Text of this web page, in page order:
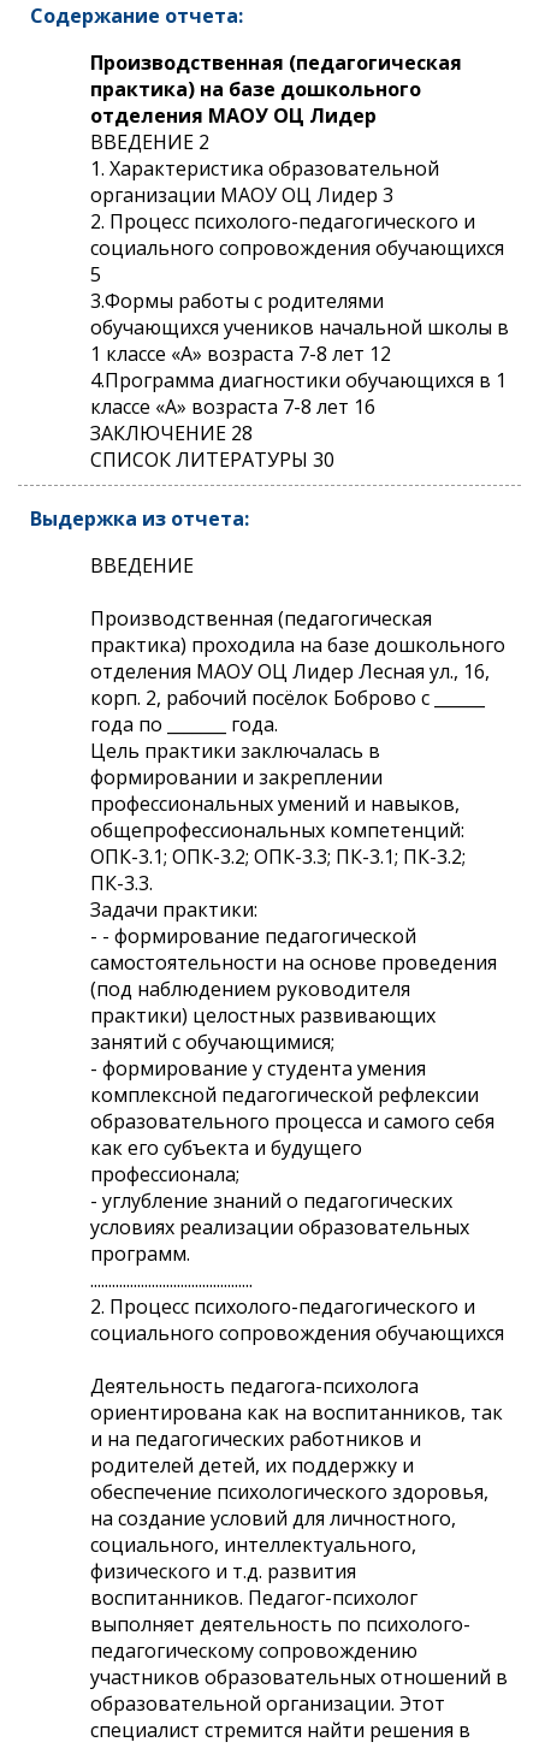
Содержание отчета:
Производственная (педагогическая
практика) на базе дошкольного
отделения МАОУ ОЦ Лидер
ВВЕДЕНИЕ 2
1. Характеристика образовательной
организации МАОУ ОЦ Лидер 3
2. Процесс психолого-педагогического и
социального сопровождения обучающихся
5
3.Формы работы с родителями
обучающихся учеников начальной школы в
1 классе «А» возраста 7-8 лет 12
4.Программа диагностики обучающихся в 1
классе «А» возраста 7-8 лет 16
ЗАКЛЮЧЕНИЕ 28
СПИСОК ЛИТЕРАТУРЫ 30
Выдержка из отчета:
ВВЕДЕНИЕ
Производственная (педагогическая
практика) проходила на базе дошкольного
отделения МАОУ ОЦ Лидер Лесная ул., 16,
корп. 2, рабочий посёлок Боброво с ______
года по _______ года.
Цель практики заключалась в
формировании и закреплении
профессиональных умений и навыков,
общепрофессиональных компетенций:
ОПК-3.1; ОПК-3.2; ОПК-3.3; ПК-3.1; ПК-3.2;
ПК-3.3.
Задачи практики:
- - формирование педагогической
самостоятельности на основе проведения
(под наблюдением руководителя
практики) целостных развивающих
занятий с обучающимися;
- формирование у студента умения
комплексной педагогической рефлексии
образовательного процесса и самого себя
как его субъекта и будущего
профессионала;
- углубление знаний о педагогических
условиях реализации образовательных
программ.
.............................................
2. Процесс психолого-педагогического и
социального сопровождения обучающихся
Деятельность педагога-психолога
ориентирована как на воспитанников, так
и на педагогических работников и
родителей детей, их поддержку и
обеспечение психологического здоровья,
на создание условий для личностного,
социального, интеллектуального,
физического и т.д. развития
воспитанников. Педагог-психолог
выполняет деятельность по психолого-
педагогическому сопровождению
участников образовательных отношений в
образовательной организации. Этот
специалист стремится найти решения в